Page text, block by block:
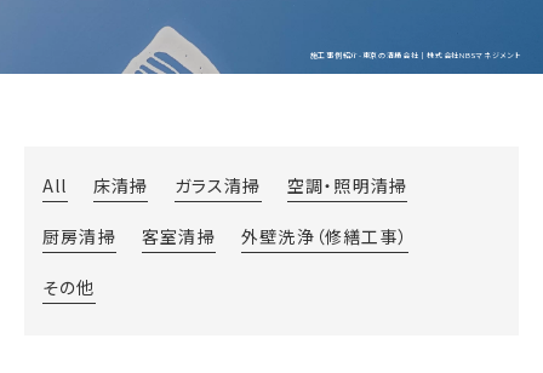
施工事例紹介-東京の清掃会社｜株式会社NBSマネジメント
All 床清掃 ガラス清掃 空調・照明清掃
厨房清掃 客室清掃 外壁洗浄（修繕工事）
その他